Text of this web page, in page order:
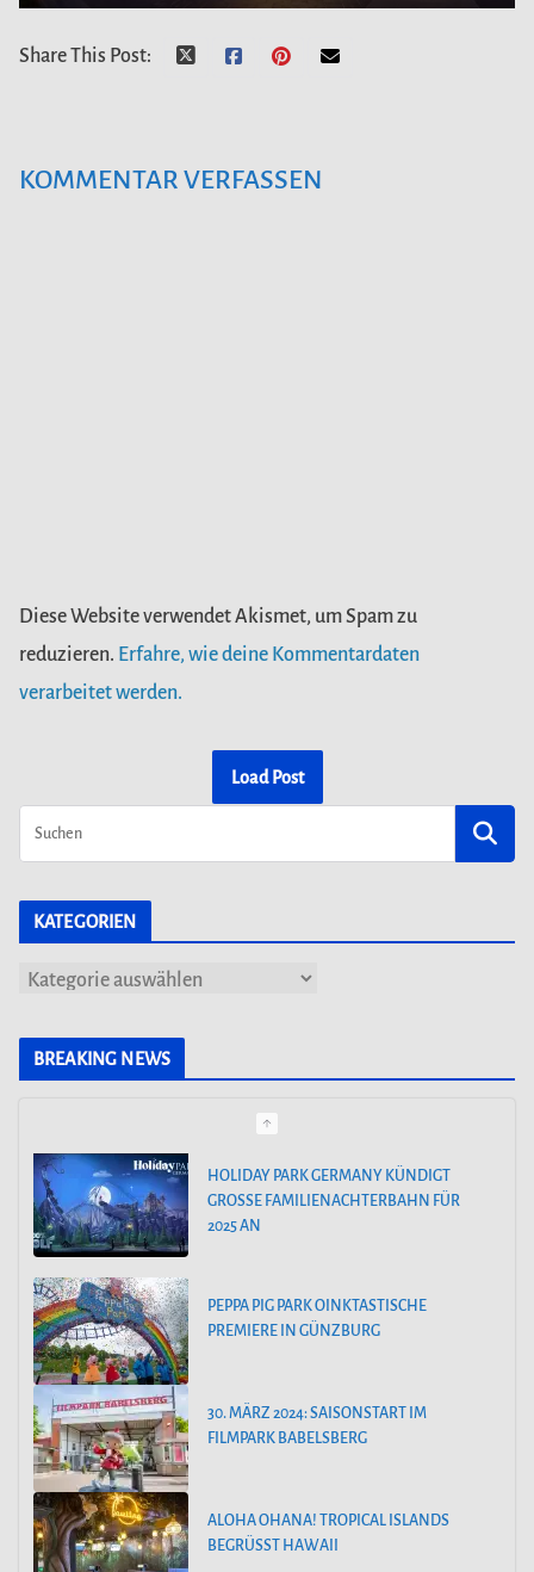
Share This Post:
KOMMENTAR VERFASSEN
Diese Website verwendet Akismet, um Spam zu
reduzieren. Erfahre, wie deine Kommentardaten
verarbeitet werden.
Load Post
KATEGORIEN
K
BREAKING NEWS
HOLIDAY PARK GERMANY KÜNDIGT
GROSSE FAMILIENACHTERBAHN FÜR 2
025 AN
PEPPA PIG PARK OINKTASTISCHE
PREMIERE IN GÜNZBURG
30. MÄRZ 2024: SAISONSTART IM
FILMPARK BABELSBERG
ALOHA OHANA! TROPICAL ISLANDS
BEGRÜSST HAWAII